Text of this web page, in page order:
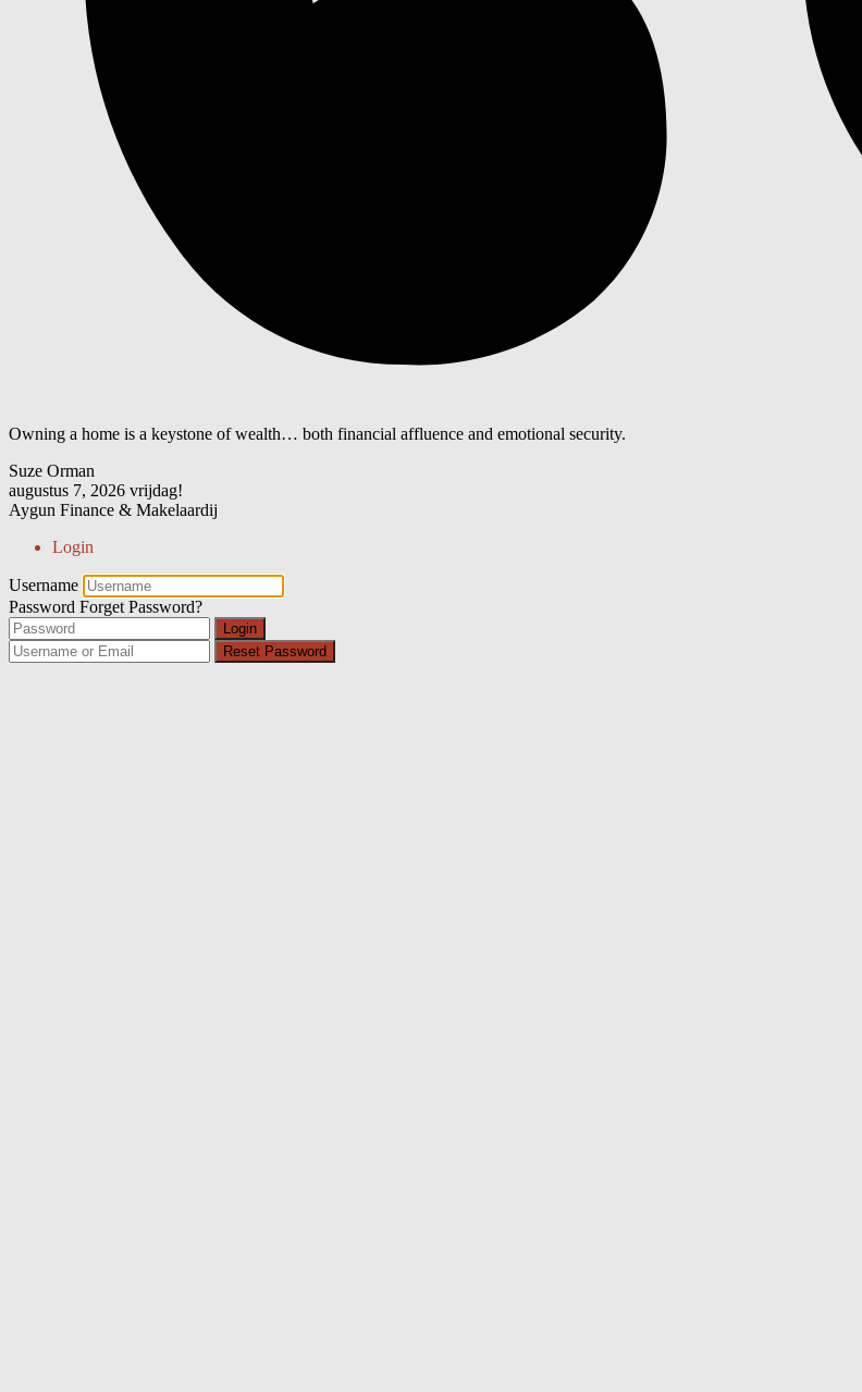
Owning a home is a keystone of wealth… both financial affluence and emotional security.
Suze Orman
augustus 7, 2026 vrijdag!
Aygun Finance & Makelaardij
Login
Username
Password Forget Password?
Login
Reset Password